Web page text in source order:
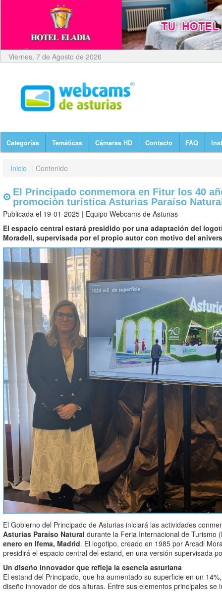
Viernes, 7 de Agosto de 2026
Categorías Temáticas Cámaras HD Contacto FAQ
Inicio | Contenido
El Principado conmemora en Fitur los 40
promoción turística Asturias Paraíso
Publicada el 19-01-2025 | Equipo Webcams de Asturias
El espacio central estará presidido por una adaptación del
Moradell, supervisada por el propio autor con motivo del
El Gobierno del Principado de Asturias iniciará las actividades
Asturias Paraíso Natural durante la Feria Internacional de Turismo (
enero en Ifema, Madrid. El logotipo, creado en 1985 por Arcadi
presidirá el espacio central del estand, en una versión supervisada
Un diseño innovador que refleja la esencia asturiana
El estand del Principado, que ha aumentado su superficie en un
diseño innovador de dos alturas. Entre sus elementos principales se